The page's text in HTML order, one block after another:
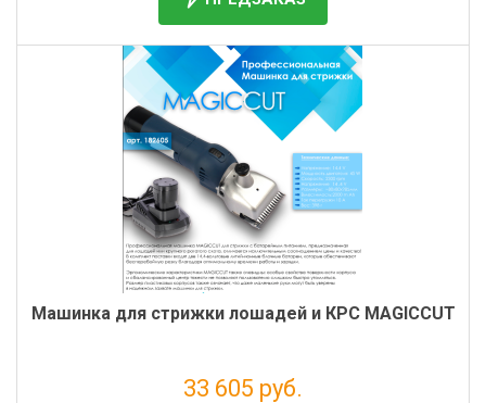
Машинка для стрижки лошадей и КРС MAGICCUT
33 605 руб.